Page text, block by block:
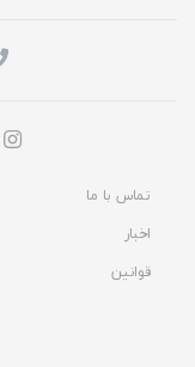
تماس با ما
اخبار
قوانین